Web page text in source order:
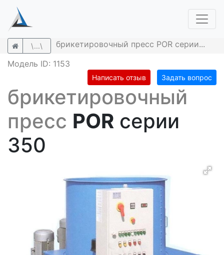
\...\
брикетировочный пресс POR серии...
Модель ID: 1153
Написать отзыв Задать вопрос
брикетировочный
пресс POR серии
350